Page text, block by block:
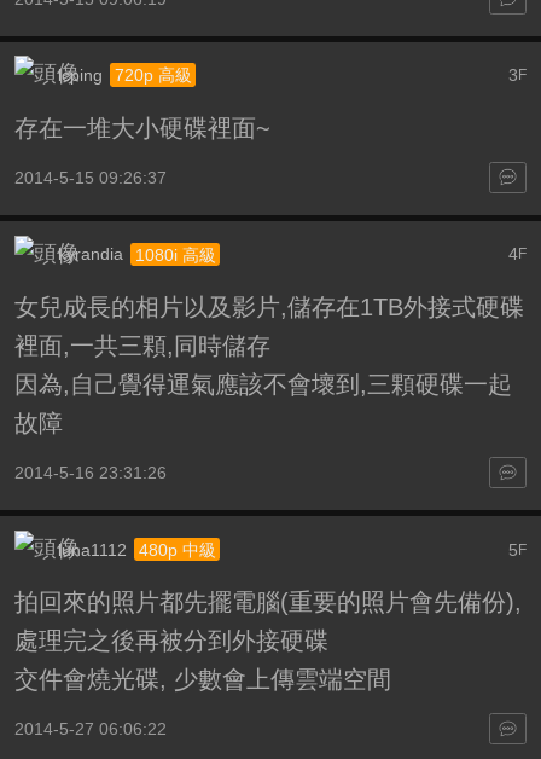
3 F
lcping 720p 高級
存在一堆大小硬碟裡面~
2014-5-15 09:26:37
4F
kyrandia 1080i 高級
女兒成長的相片以及影片,儲存在1TB外接式硬碟
裡面,一共三顆,同時儲存
因為,自己覺得運氣應該不會壞到,三顆硬碟一起
故障
2014-5-16 23:31:26
5F
luna1112 480p 中級
拍回來的照片都先擺電腦(重要的照片會先備份),
處理完之後再被分到外接硬碟
交件會燒光碟, 少數會上傳雲端空間
2014-5-27 06:06:22